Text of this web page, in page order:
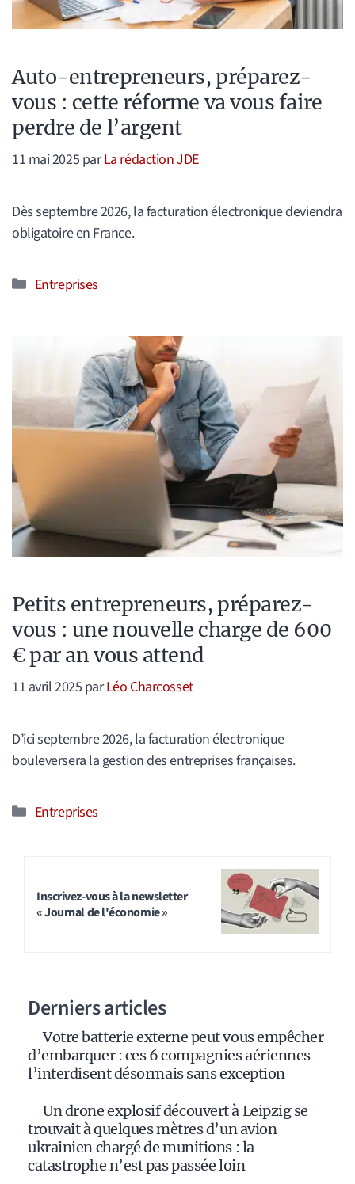
Auto-entrepreneurs, préparez-
vous : cette réforme va vous faire
perdre de l’argent
11 mai 2025 parLa rédaction JDE
Dès septembre 2026, la facturation électronique deviendra
obligatoire en France.
Catégories
Entreprises
Petits entrepreneurs, préparez-
vous : une nouvelle charge de 600
€ par an vous attend
11 avril 2025 parLéo Charcosset
D’ici septembre 2026, la facturation électronique
bouleversera la gestion des entreprises françaises.
Catégories
Entreprises
Inscrivez-vous à la newsletter
« Journal de l'économie »
Derniers articles
Votre batterie externe peut vous empêcher
d’embarquer : ces 6 compagnies aériennes
l’interdisent désormais sans exception
Un drone explosif découvert à Leipzig se
trouvait à quelques mètres d’un avion
ukrainien chargé de munitions : la
catastrophe n’est pas passée loin